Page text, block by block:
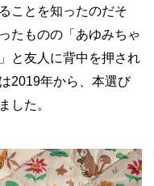
ことを知ったのだそ
たものの「あゆみちゃ
と友人に背中を押され
2019年から、本選び
した。